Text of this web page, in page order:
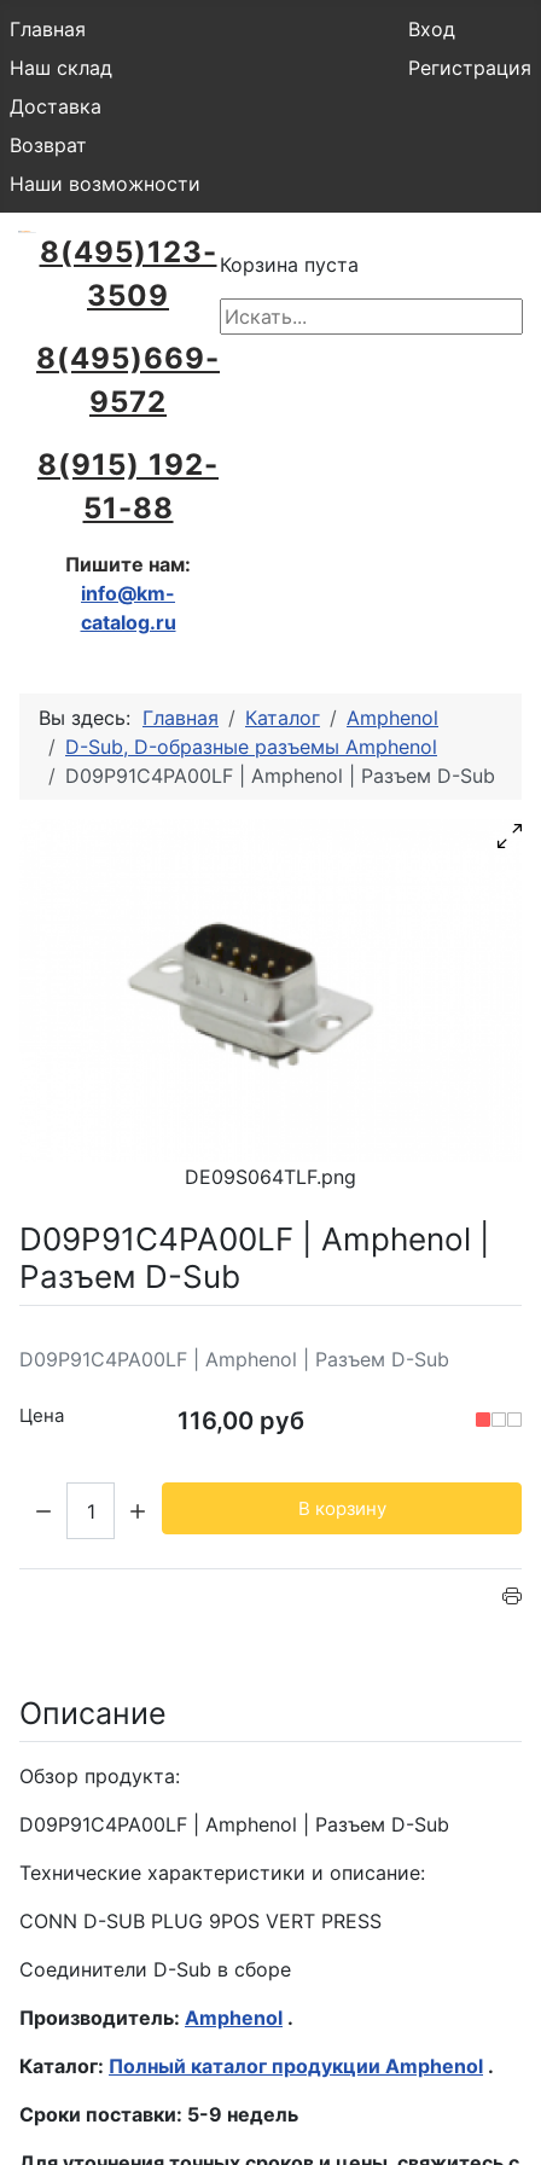
Главная
Наш склад
Доставка
Возврат
Наши возможности
Вход
Регистрация
8(495)123-
3509
8(495)669-
9572
8(915) 192-
51-88
Пишите нам:
info@km-
catalog.ru
Корзина пуста
Вы здесь: Главная Каталог
Amphenol
D-Sub, D-образные разъемы Amphenol
D09P91C4PA00LF | Amphenol | Разъем D-Sub
DE09S064TLF.png
D09P91C4PA00LF | Amphenol |
Разъем D-Sub
D09P91C4PA00LF | Amphenol | Разъем D-Sub
Цена 116,00 руб
В корзину
Описание
Обзор продукта:
D09P91C4PA00LF | Amphenol | Разъем D-Sub
Технические характеристики и описание:
CONN D-SUB PLUG 9POS VERT PRESS
Соединители D-Sub в сборе
Производитель: Amphenol .
Каталог: Полный каталог продукции Amphenol .
Сроки поставки: 5-9 недель